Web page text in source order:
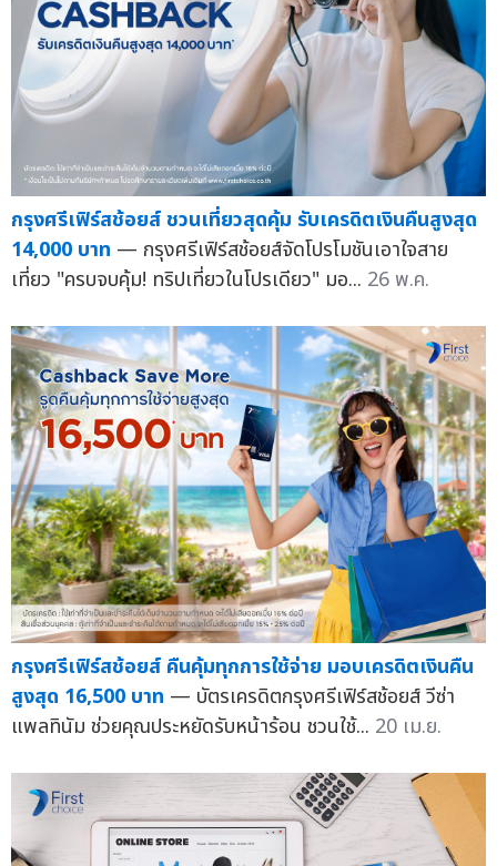
กรุงศรีเฟิร์สช้อยส์ ชวนเที่ยวสุดคุ้ม รับเครดิตเงินคืนสูงสุด
14,000 บาท — กรุงศรีเฟิร์สช้อยส์จัดโปรโมชันเอาใจสาย
เที่ยว "ครบจบคุ้ม! ทริปเที่ยวในโปรเดียว" มอ... 26 พ.ค.
กรุงศรีเฟิร์สช้อยส์ คืนคุ้มทุกการใช้จ่าย มอบเครดิตเงินคืน
สูงสุด 16,500 บาท — บัตรเครดิตกรุงศรีเฟิร์สช้อยส์ วีซ่า
แพลทินัม ช่วยคุณประหยัดรับหน้าร้อน ชวนใช้... 20 เม.ย.